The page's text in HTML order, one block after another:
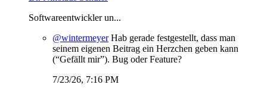
Softwareentwickler un...
@wintermeyerHab gerade festgestellt, dass man
seinem eigenen Beitrag ein Herzchen geben kann
(“Gefällt mir”). Bug oder Feature?
7/23/26, 7:16 PM